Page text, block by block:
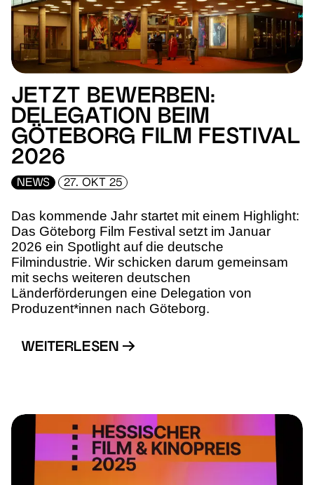
JETZT BEWERBEN:
DELEGATION BEIM
GÖTEBORG FILM FESTIVAL
2026
NEWS 27. OKT 25
Das kommende Jahr startet mit einem Highlight:
Das Göteborg Film Festival setzt im Januar
2026 ein Spotlight auf die deutsche
Filmindustrie. Wir schicken darum gemeinsam
mit sechs weiteren deutschen
Länderförderungen eine Delegation von
Produzent*innen nach Göteborg.
WEITERLESEN